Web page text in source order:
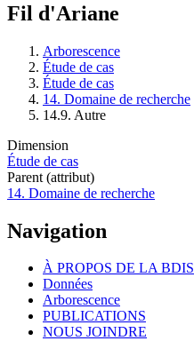
Fil d'Ariane
Arborescence
Étude de cas
Étude de cas
14. Domaine de recherche
14.9. Autre
Dimension
Étude de cas
Parent (attribut)
14. Domaine de recherche
Navigation
À PROPOS DE LA BDIS
Données
Arborescence
PUBLICATIONS
NOUS JOINDRE